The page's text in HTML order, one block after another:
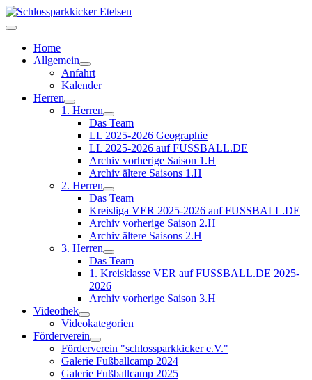
Home
Allgemein
Anfahrt
Kalender
Herren
1. Herren
Das Team
LL 2025-2026 Geographie
LL 2025-2026 auf FUSSBALL.DE
Archiv vorherige Saison 1.H
Archiv ältere Saisons 1.H
2. Herren
Das Team
Kreisliga VER 2025-2026 auf FUSSBALL.DE
Archiv vorherige Saison 2.H
Archiv ältere Saisons 2.H
3. Herren
Das Team
1. Kreisklasse VER auf FUSSBALL.DE 2025-
2026
Archiv vorherige Saison 3.H
Videothek
Videokategorien
Förderverein
Förderverein "schlossparkkicker e.V."
Galerie Fußballcamp 2024
Galerie Fußballcamp 2025